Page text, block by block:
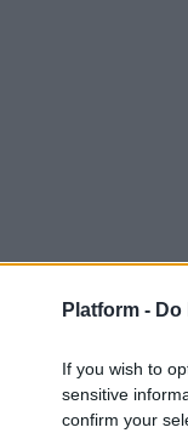
Platform -
If you wish to
sensitive
confirm your